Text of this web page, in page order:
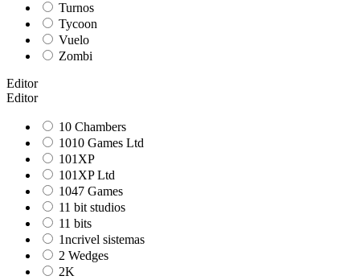
Turnos
Tycoon
Vuelo
Zombi
Editor
Editor
10 Chambers
1010 Games Ltd
101XP
101XP Ltd
1047 Games
11 bit studios
11 bits
1ncrivel sistemas
2 Wedges
2K